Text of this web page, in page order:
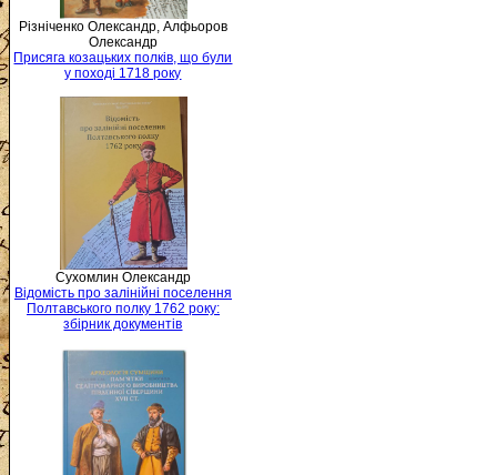
Різніченко Олександр, Алфьоров
Олександр
Присяга козацьких полків, що були
у поході 1718 року
Сухомлин Олександр
Відомість про залінійні поселення
Полтавського полку 1762 року:
збірник документів